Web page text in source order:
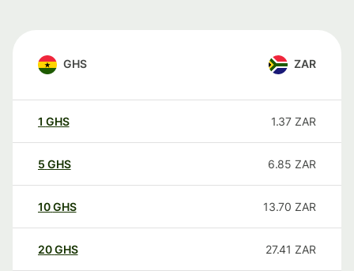
GHS ZAR
1 GHS 1.37 ZAR
5 GHS 6.85 ZAR
10GHS 13.70 ZAR
20GHS 27.41 ZAR